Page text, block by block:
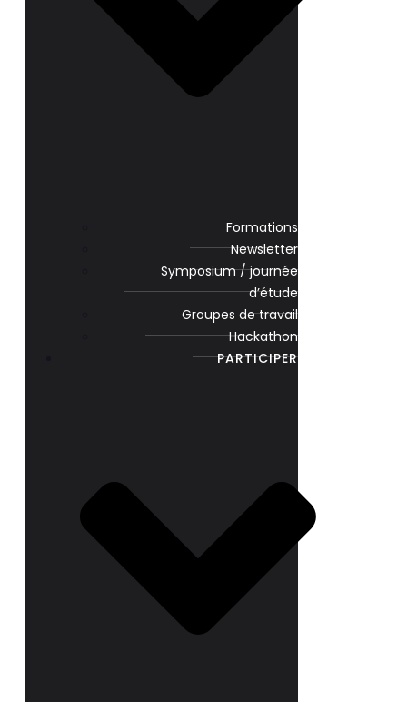
Formations
Newsletter
Symposium / journée
d’étude
Groupes de travail
Hackathon
PARTICIPER